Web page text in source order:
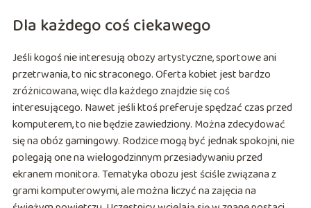
Dla każdego coś ciekawego
Jeśli kogoś nie interesują obozy artystyczne, sportowe ani
przetrwania, to nic straconego. Oferta kobiet jest bardzo
zróżnicowana, więc dla każdego znajdzie się coś
interesującego. Nawet jeśli ktoś preferuje spędzać czas przed
komputerem, to nie będzie zawiedziony. Można zdecydować
się na obóz gamingowy. Rodzice mogą być jednak spokojni, nie
polegają one na wielogodzinnym przesiadywaniu przed
ekranem monitora. Tematyka obozu jest ściśle związana z
grami komputerowymi, ale można liczyć na zajęcia na